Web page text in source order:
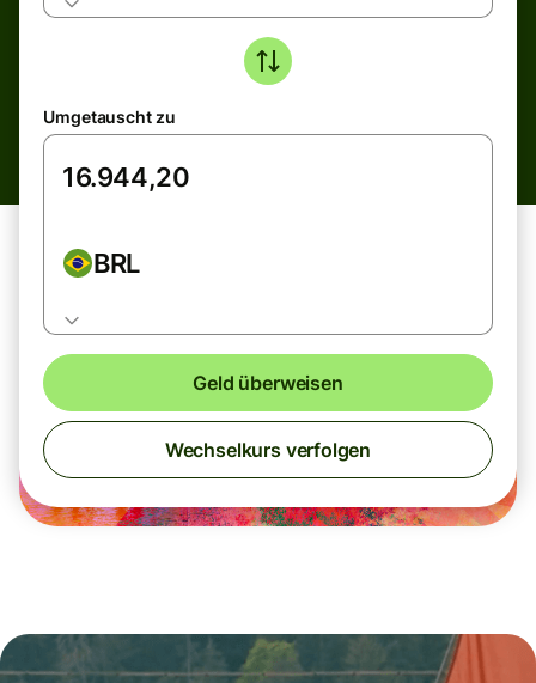
Umgetauscht zu
BRL
Geld überweisen
Wechselkurs verfolgen